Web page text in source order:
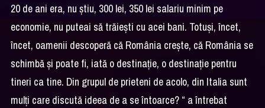
20 de ani era, nu știu, 300 lei, 350 lei salariu minim pe
economie, nu puteai să trăiești cu acei bani. Totuși, încet,
încet, oamenii descoperă că România crește, că România se
schimbă și poate fi, iată o destinație, o destinație pentru
tineri ca tine. Din grupul de prieteni de acolo, din Italia sunt
mulți care discută ideea de a se întoarce? “ a întrebat